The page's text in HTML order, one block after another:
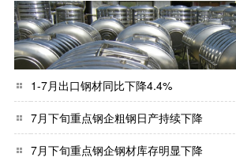
1-7月出口钢材同比下降4.4%
7月下旬重点钢企粗钢日产持续下降
7月下旬重点钢企钢材库存明显下降